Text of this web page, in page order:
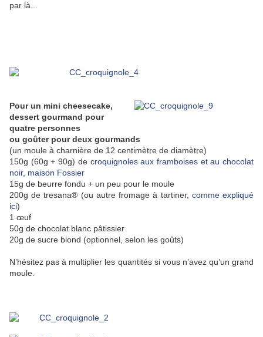
par là...
Pour un mini cheesecake,
dessert gourmand pour
quatre personnes
ou goûter pour deux gourmands
(un moule à charnière de 12 centimètre de diamètre)
150g (60g + 90g) de croquignoles aux framboises et au chocolat
noir, maison Fossier
15g de beurre fondu + un peu pour le moule
200g de tresana® (ou autre fromage à tartiner, comme expliqué
ici)
1 œuf
50g de chocolat blanc pâtissier
20g de sucre blond (optionnel, selon les goûts)
N’hésitez pas à multiplier les quantités si vous n’avez qu’un grand
moule.